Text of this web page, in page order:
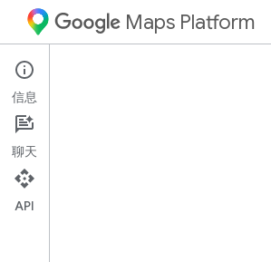
Maps Platform
Mobility Services
基本知识
信息
聊天
API